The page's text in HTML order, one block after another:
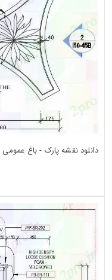
دانلود نقشه پارک - باغ عمومی